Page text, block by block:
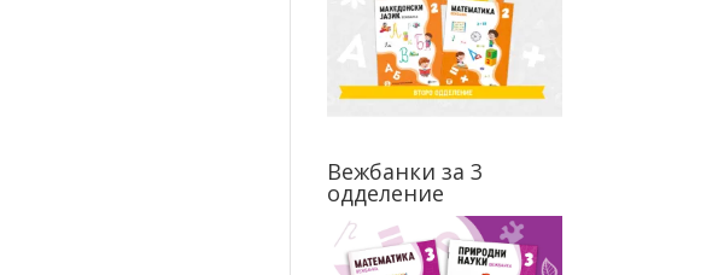
Вежбанки за 3
одделение